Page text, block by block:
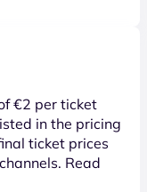
€2 per ticket
in the pricing
ticket prices
Read